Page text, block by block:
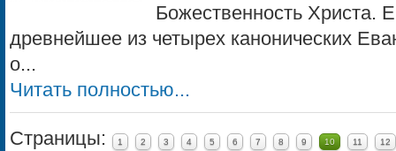
Божественность Христа.
древнейшее из четырех канонических
о...
Читать полностью...
Страницы: 1 2 3 4 5 6 7 8 9 10 11 12